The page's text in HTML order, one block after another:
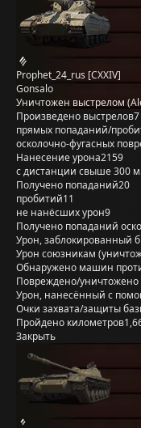
Prophet_24_rus [CXXIV]
Gonsalo
Уничтожен выстрелом
Произведено выстрелов7
прямых попаданий/
осколочно-фугасных
Нанесение урона2159
с дистанции свыше 300 м
Получено попаданий20
пробитий11
не нанёсших урон9
Получено попаданий
Урон, заблокированный
Урон союзникам
Обнаружено машин
Повреждено/
Урон, нанесённый с
Очки захвата/защиты
Пройдено километров
Закрыть